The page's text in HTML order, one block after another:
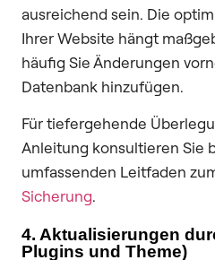
ausreichend sein. Die
Ihrer Website hängt
häufig Sie Änderungen
Datenbank hinzufügen.
Für tiefergehende
Anleitung konsultieren Sie
umfassenden Leitfaden
Sicherung.
4. Aktualisierungen
Plugins und Theme)